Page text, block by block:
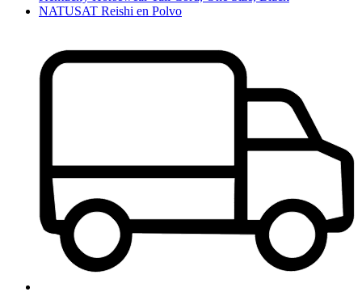
NATUSAT Reishi en Polvo